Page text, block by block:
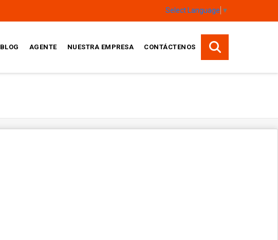
Select Language ▼
BLOG AGENTE NUESTRA EMPRESA CONTÁCTENOS